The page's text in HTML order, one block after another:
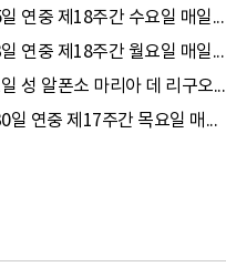
연중 제18주간 수요일 매일...
연중 제18주간 월요일 매일...
성 알폰소 마리아 데 리구오...
일 연중 제17주간 목요일 매...